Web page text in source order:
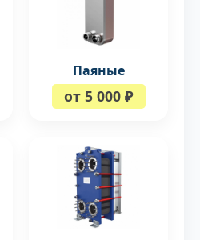
Паяные
от 5 000 ₽